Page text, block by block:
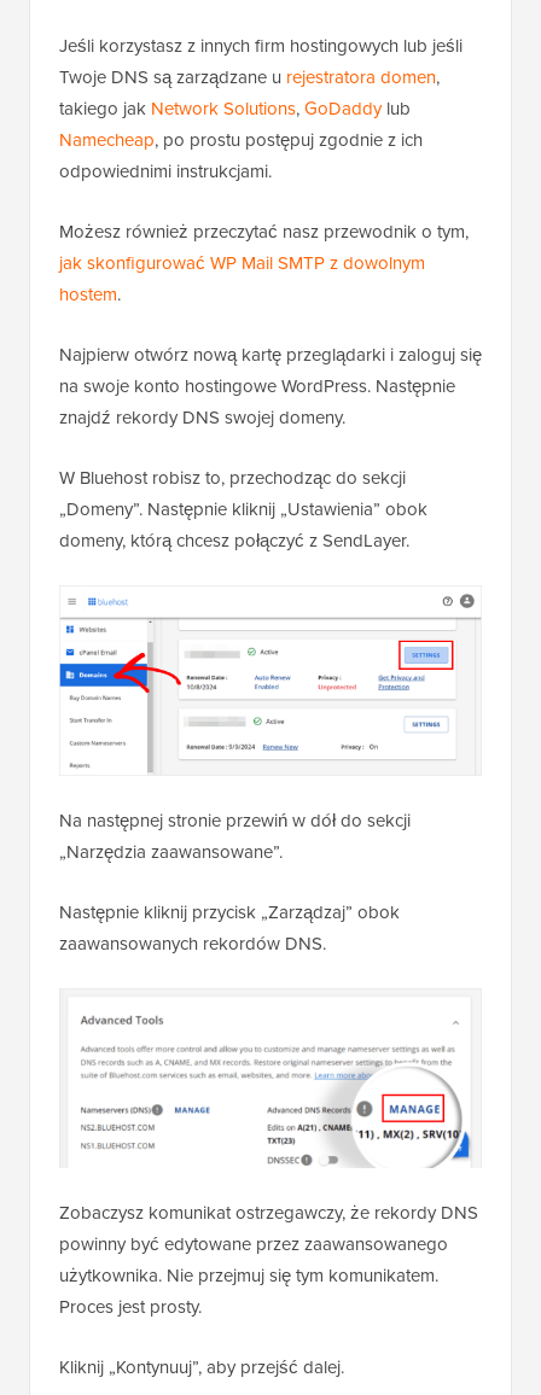
Jeśli korzystasz z innych firm hostingowych lub jeśli
Twoje DNS są zarządzane u rejestratora domen,
takiego jak Network Solutions,GoDaddylub
Namecheap, po prostu postępuj zgodnie z ich
odpowiednimi instrukcjami.
Możesz również przeczytać nasz przewodnik o tym,
jak skonfigurować WP Mail SMTP z dowolnym
hostem.
Najpierw otwórz nową kartę przeglądarki i zaloguj się
na swoje konto hostingowe WordPress. Następnie
znajdź rekordy DNS swojej domeny.
W Bluehost robisz to, przechodząc do sekcji
„Domeny”. Następnie kliknij „Ustawienia” obok
domeny, którą chcesz połączyć z SendLayer.
Na następnej stronie przewiń w dół do sekcji
„Narzędzia zaawansowane”.
Następnie kliknij przycisk „Zarządzaj” obok
zaawansowanych rekordów DNS.
Zobaczysz komunikat ostrzegawczy, że rekordy DNS
powinny być edytowane przez zaawansowanego
użytkownika. Nie przejmuj się tym komunikatem.
Proces jest prosty.
Kliknij „Kontynuuj”, aby przejść dalej.